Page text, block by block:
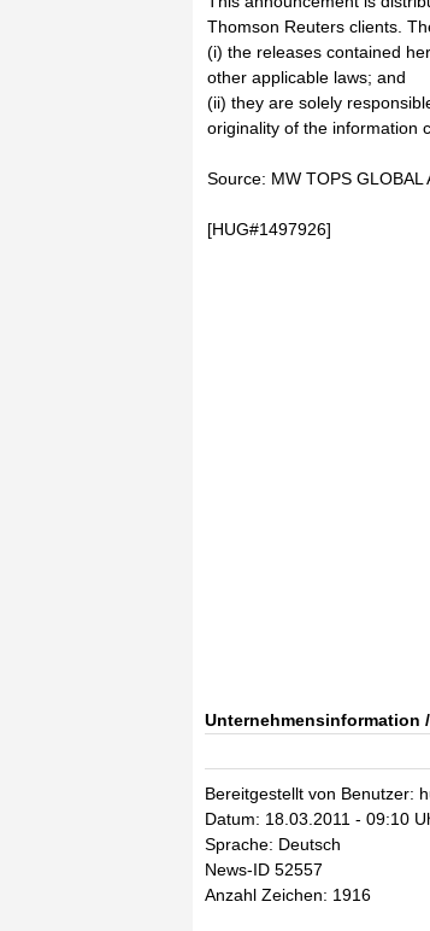
Thomson Reuters clients.
(i) the releases contained
other applicable laws; and
(ii) they are solely
originality of the information
Source: MW TOPS GLOBAL
[HUG#1497926]
Unternehmensinformation
Bereitgestellt von Benutzer:
Datum: 18.03.2011 - 09:10
Sprache: Deutsch
News-ID 52557
Anzahl Zeichen: 1916